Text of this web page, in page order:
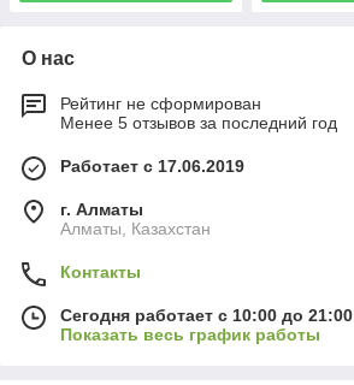
О нас
Рейтинг не сформирован
Менее 5 отзывов за последний год
Работает с 17.06.2019
г. Алматы
Алматы, Казахстан
Контакты
Сегодня работает с 10:00 до 21:00
Показать весь график работы